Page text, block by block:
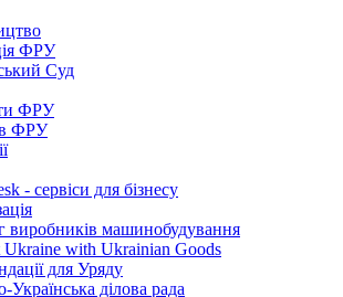
ФРУ
Суд
ФРУ
ФРУ
- сервіси для бізнесу
виробників машинобудування
Ukraine with Ukrainian Goods
для Уряду
Українська ділова рада